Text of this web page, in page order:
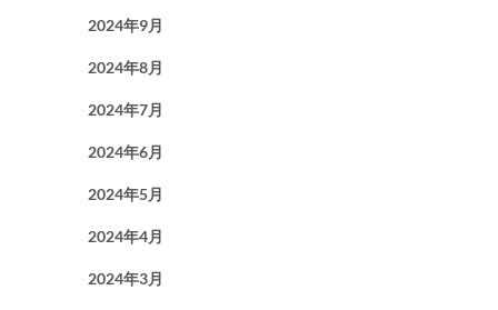
2024年9月
2024年8月
2024年7月
2024年6月
2024年5月
2024年4月
2024年3月